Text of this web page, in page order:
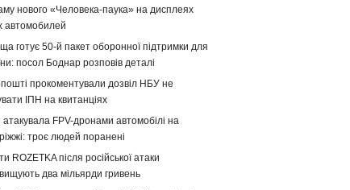
нового «Человека-паука» на дисплеях
автомобилей
готує 50-й пакет оборонної підтримки для
посол Боднар розповів деталі
прокоментували дозвіл НБУ не
ІПН на квитанціях
атакувала FPV-дронами автомобілі на
троє людей поранені
ROZETKA після російської атаки
два мільярди гривень